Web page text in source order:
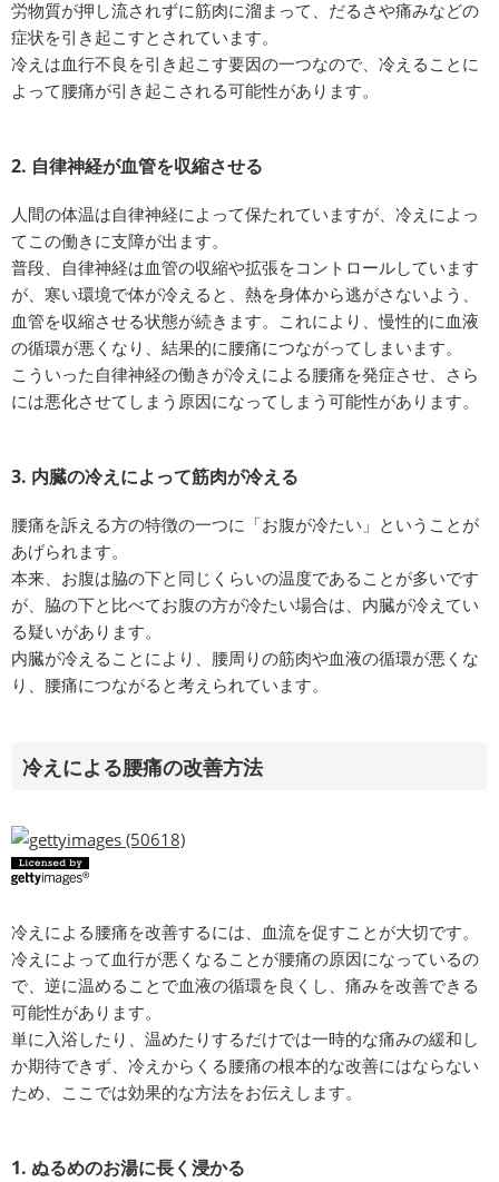
労物質が押し流されずに筋肉に溜まって、だるさや痛みなどの
症状を引き起こすとされています。
冷えは血行不良を引き起こす要因の一つなので、冷えることに
よって腰痛が引き起こされる可能性があります。
2. 自律神経が血管を収縮させる
人間の体温は自律神経によって保たれていますが、冷えによっ
てこの働きに支障が出ます。
普段、自律神経は血管の収縮や拡張をコントロールしています
が、寒い環境で体が冷えると、熱を身体から逃がさないよう、
血管を収縮させる状態が続きます。これにより、慢性的に血液
の循環が悪くなり、結果的に腰痛につながってしまいます。
こういった自律神経の働きが冷えによる腰痛を発症させ、さら
には悪化させてしまう原因になってしまう可能性があります。
3. 内臓の冷えによって筋肉が冷える
腰痛を訴える方の特徴の一つに「お腹が冷たい」ということが
あげられます。
本来、お腹は脇の下と同じくらいの温度であることが多いです
が、脇の下と比べてお腹の方が冷たい場合は、内臓が冷えてい
る疑いがあります。
内臓が冷えることにより、腰周りの筋肉や血液の循環が悪くな
り、腰痛につながると考えられています。
冷えによる腰痛の改善方法
冷えによる腰痛を改善するには、血流を促すことが大切です。
冷えによって血行が悪くなることが腰痛の原因になっているの
で、逆に温めることで血液の循環を良くし、痛みを改善できる
可能性があります。
単に入浴したり、温めたりするだけでは一時的な痛みの緩和し
か期待できず、冷えからくる腰痛の根本的な改善にはならない
ため、ここでは効果的な方法をお伝えします。
1. ぬるめのお湯に長く浸かる